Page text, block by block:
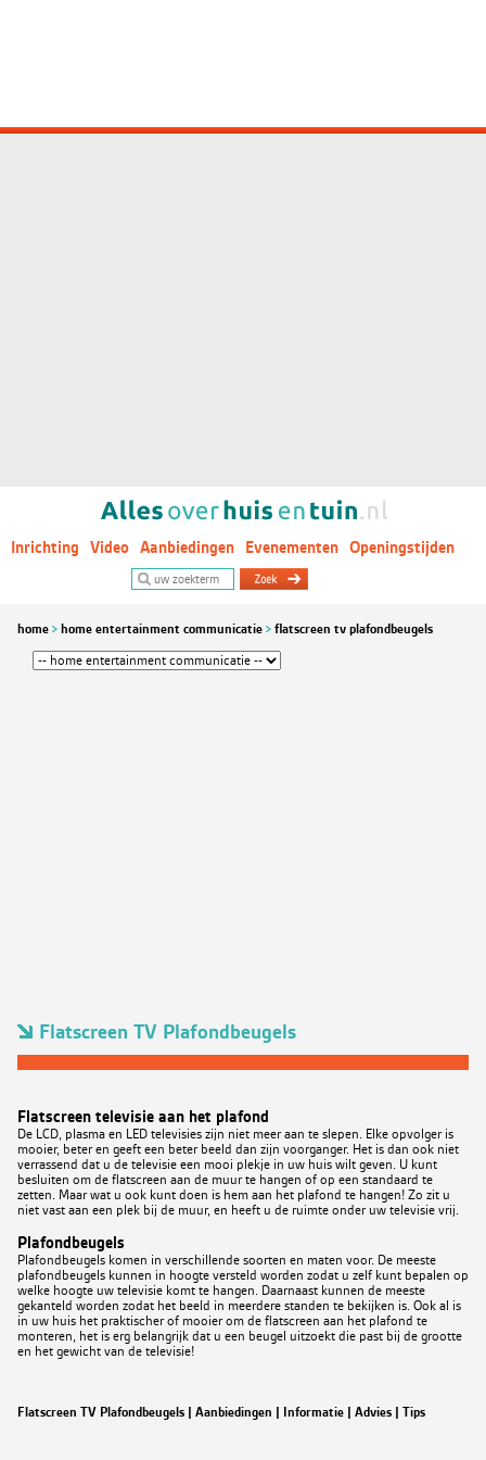
Inrichting Video Aanbiedingen Evenementen Openingstijden
home home entertainment communicatie flatscreen tv plafondbeugels
Flatscreen TV Plafondbeugels
Flatscreen televisie aan het plafond
De LCD, plasma en LED televisies zijn niet meer aan te slepen. Elke opvolger is
mooier, beter en geeft een beter beeld dan zijn voorganger. Het is dan ook niet
verrassend dat u de televisie een mooi plekje in uw huis wilt geven. U kunt
besluiten om de flatscreen aan de muur te hangen of op een standaard te
zetten. Maar wat u ook kunt doen is hem aan het plafond te hangen! Zo zit u
niet vast aan een plek bij de muur, en heeft u de ruimte onder uw televisie vrij.
Plafondbeugels
Plafondbeugels komen in verschillende soorten en maten voor. De meeste
plafondbeugels kunnen in hoogte versteld worden zodat u zelf kunt bepalen op
welke hoogte uw televisie komt te hangen. Daarnaast kunnen de meeste
gekanteld worden zodat het beeld in meerdere standen te bekijken is. Ook al is
in uw huis het praktischer of mooier om de flatscreen aan het plafond te
monteren, het is erg belangrijk dat u een beugel uitzoekt die past bij de grootte
en het gewicht van de televisie!
Flatscreen TV Plafondbeugels | Aanbiedingen | Informatie | Advies | Tips